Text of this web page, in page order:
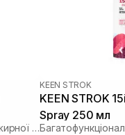
Міцелярний шампунь для жирної шкіри голови
KEEN STROK
KEEN STROK
Spray 250 мл